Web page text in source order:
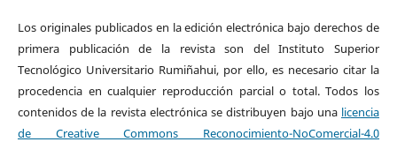
Los originales publicados en la edición electrónica bajo derechos de
primera publicación de la revista son del Instituto Superior
Tecnológico Universitario Rumiñahui, por ello, es necesario citar la
procedencia en cualquier reproducción parcial o total. Todos los
contenidos de la revista electrónica se distribuyen bajo una licencia
de Creative Commons Reconocimiento-NoComercial-4.0